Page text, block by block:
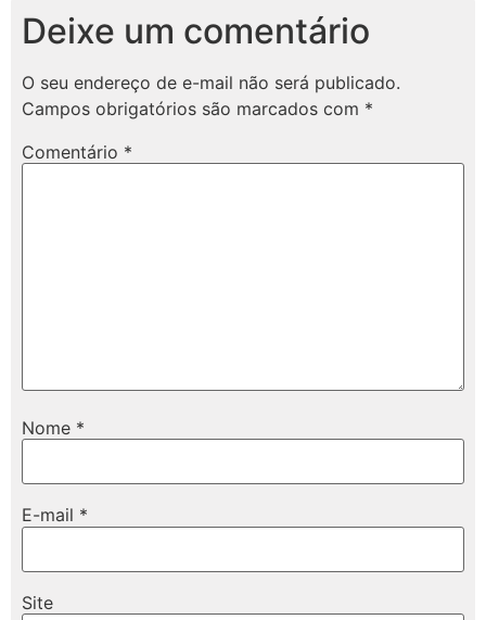
Deixe um comentário
O seu endereço de e-mail não será publicado.
Campos obrigatórios são marcados com *
Comentário *
Nome *
E-mail *
Site